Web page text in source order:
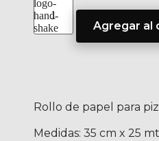
Agregar al
Rollo de papel para
Medidas: 35 cm x 25